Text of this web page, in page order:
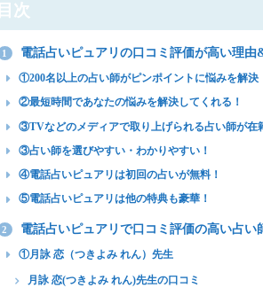
目次
1 電話占いピュアリの口コミ評価が高い理由
①200名以上の占い師がピンポイントに悩みを解決
②最短時間であなたの悩みを解決してくれる！
③TVなどのメディアで取り上げられる占い師が在
③占い師を選びやすい・わかりやすい！
④電話占いピュアリは初回の占いが無料！
⑤電話占いピュアリは他の特典も豪華！
2 電話占いピュアリで口コミ評価の高い占い
①月詠 恋（つきよみ れん）先生
月詠 恋(つきよみ れん)先生の口コミ